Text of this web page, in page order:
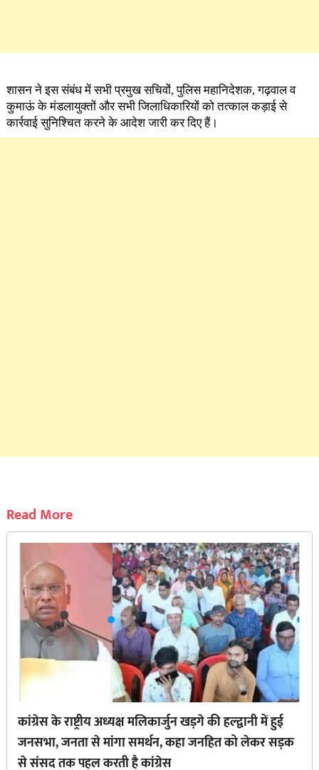
शासन ने इस संबंध में सभी प्रमुख सचिवों, पुलिस महानिदेशक, गढ़वाल व
कुमाऊं के मंडलायुक्तों और सभी जिलाधिकारियों को तत्काल कड़ाई से
कार्रवाई सुनिश्चित करने के आदेश जारी कर दिए हैं।
Read More
कांग्रेस के राष्ट्रीय अध्यक्ष मलिकार्जुन खड़गे की हल्द्वानी में हुई
जनसभा, जनता से मांगा समर्थन, कहा जनहित को लेकर सड़क
से ‌संसद तक पहल करती है कांग्रेस